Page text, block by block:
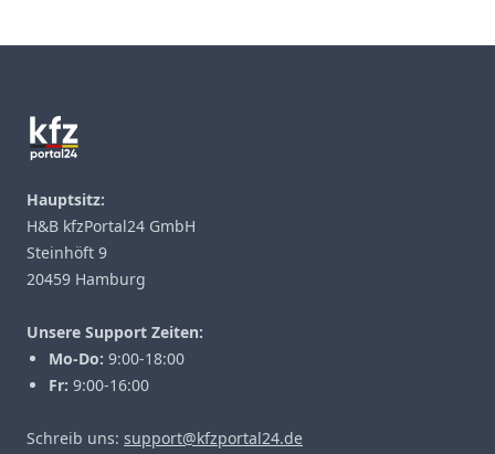
Hauptsitz:
H&B kfzPortal24 GmbH
Steinhöft 9
20459 Hamburg
Unsere Support Zeiten:
Mo-Do: 9:00-18:00
Fr: 9:00-16:00
Schreib uns: support@kfzportal24.de